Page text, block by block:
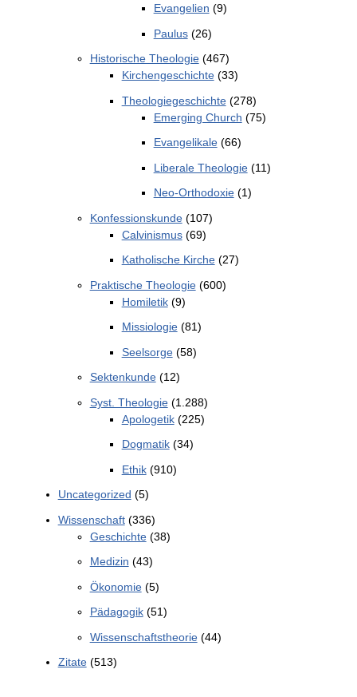
Evangelien (9)
Paulus(26)
Historische Theologie(467)
Kirchengeschichte(33)
Theologiegeschichte(278)
Emerging Church (75)
Evangelikale(66)
Liberale Theologie(11)
Neo-Orthodoxie(1)
Konfessionskunde(107)
Calvinismus(69)
Katholische Kirche(27)
Praktische Theologie(600)
Homiletik(9)
Missiologie(81)
Seelsorge(58)
Sektenkunde(12)
Syst. Theologie(1.288)
Apologetik(225)
Dogmatik(34)
Ethik(910)
Uncategorized (5)
Wissenschaft(336)
Geschichte(38)
Medizin (43)
Ökonomie(5)
Pädagogik(51)
Wissenschaftstheorie(44)
Zitate(513)